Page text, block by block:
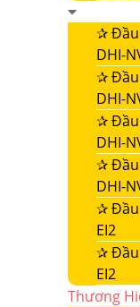
✰
DHI-
✰
DHI-
✰
DHI-
✰
DHI-
✰Đầu
EI2
✰Đầu
EI2
Thương